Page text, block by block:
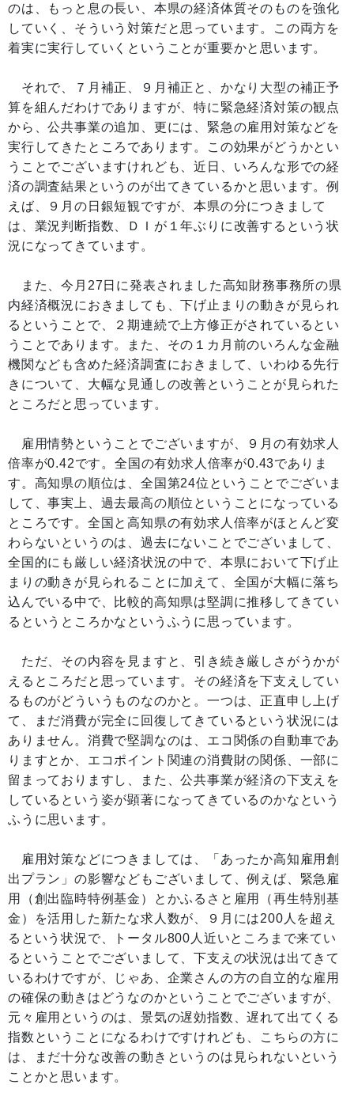
のは、もっと息の長い、本県の経済体質そのものを強化
していく、そういう対策だと思っています。この両方を
着実に実行していくということが重要かと思います。
それで、７月補正、９月補正と、かなり大型の補正予
算を組んだわけでありますが、特に緊急経済対策の観点
から、公共事業の追加、更には、緊急の雇用対策などを
実行してきたところであります。この効果がどうかとい
うことでございますけれども、近日、いろんな形での経
済の調査結果というのが出てきているかと思います。例
えば、９月の日銀短観ですが、本県の分につきまして
は、業況判断指数、ＤＩが１年ぶりに改善するという状
況になってきています。
また、今月27日に発表されました高知財務事務所の県
内経済概況におきましても、下げ止まりの動きが見られ
るということで、２期連続で上方修正がされているとい
うことであります。また、その１カ月前のいろんな金融
機関なども含めた経済調査におきまして、いわゆる先行
きについて、大幅な見通しの改善ということが見られた
ところだと思っています。
雇用情勢ということでございますが、９月の有効求人
倍率が0.42です。全国の有効求人倍率が0.43でありま
す。高知県の順位は、全国第24位ということでございま
して、事実上、過去最高の順位ということになっている
ところです。全国と高知県の有効求人倍率がほとんど変
わらないというのは、過去にないことでございまして、
全国的にも厳しい経済状況の中で、本県において下げ止
まりの動きが見られることに加えて、全国が大幅に落ち
込んでいる中で、比較的高知県は堅調に推移してきてい
るというところかなというふうに思っています。
ただ、その内容を見ますと、引き続き厳しさがうかが
えるところだと思っています。その経済を下支えしてい
るものがどういうものなのかと。一つは、正直申し上げ
て、まだ消費が完全に回復してきているという状況には
ありません。消費で堅調なのは、エコ関係の自動車であ
りますとか、エコポイント関連の消費財の関係、一部に
留まっておりますし、また、公共事業が経済の下支えを
しているという姿が顕著になってきているのかなという
ふうに思います。
雇用対策などにつきましては、「あったか高知雇用創
出プラン」の影響などもございまして、例えば、緊急雇
用（創出臨時特例基金）とかふるさと雇用（再生特別基
金）を活用した新たな求人数が、９月には200人を超え
るという状況で、トータル800人近いところまで来てい
るということでございまして、下支えの状況は出てきて
いるわけですが、じゃあ、企業さんの方の自立的な雇用
の確保の動きはどうなのかということでございますが、
元々雇用というのは、景気の遅効指数、遅れて出てくる
指数ということになるわけですけれども、こちらの方に
は、まだ十分な改善の動きというのは見られないという
ことかと思います。